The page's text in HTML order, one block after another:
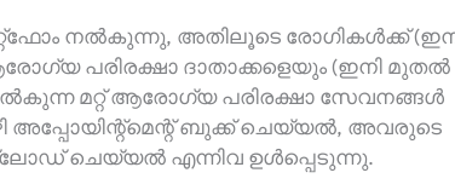
നൽകുന്നു, അതിലൂടെ രോഗികൾക്ക്
പരിരക്ഷാ ദാതാക്കളെയും (ഇനി മുതൽ
മറ്റ് ആരോഗ്യ പരിരക്ഷാ സേവനങ്ങൾ
അപ്പോയിന്റ്മെന്റ് ബുക്ക് ചെയ്യൽ, അവരുടെ
ചെയ്യൽ എന്നിവ ഉൾപ്പെടുന്നു.